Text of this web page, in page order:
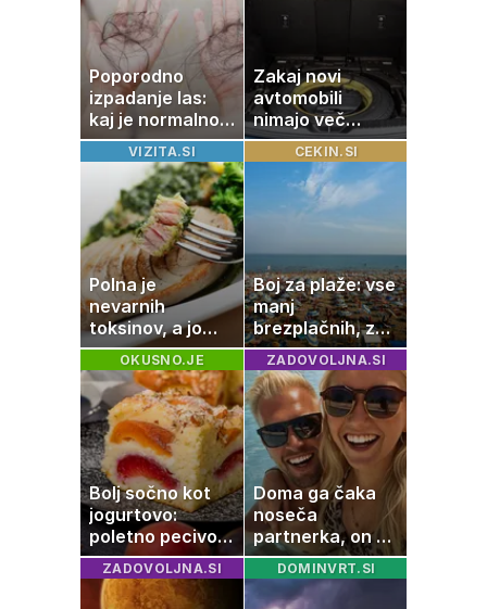
Poporodno
izpadanje las:
kaj je normalno
in kako si
pomagati
Zakaj novi
avtomobili
nimajo več
rezervne gume?
VIZITA.SI
Polna je
nevarnih
toksinov, a jo
imamo vsi radi:
to je najbolj
nezdrava riba, ki
jo mnogi redno
uživajo
CEKIN.SI
Boj za plaže: vse
manj
brezplačnih, za
ležalnik in
senčnik tudi več
kot 40 evrov
OKUSNO.JE
Bolj sočno kot
jogurtovo:
poletno pecivo,
ki vedno uspe
ZADOVOLJNA.SI
Doma ga čaka
noseča
partnerka, on pa
dopustuje z
drugo
ZADOVOLJNA.SI DOMINVRT.SI